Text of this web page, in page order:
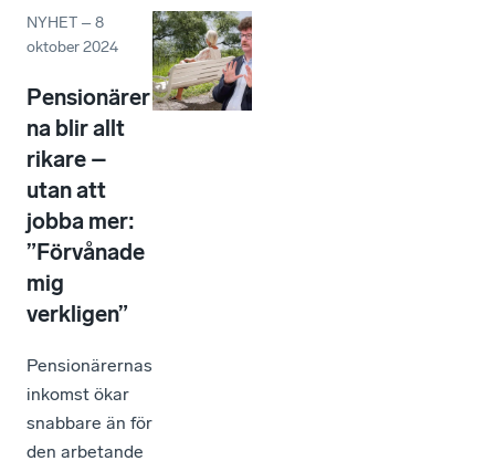
NYHET –8
oktober 2024
Pensionärer
na blir allt
rikare –
utan att
jobba mer:
”Förvånade
mig
verkligen”
Pensionärernas
inkomst ökar
snabbare än för
den arbetande